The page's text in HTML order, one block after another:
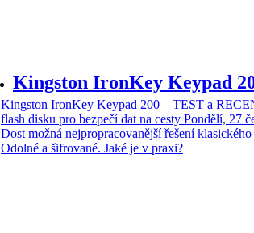
Kingston IronKey Keypad
Kingston IronKey Keypad 200 – TEST a
flash disku pro bezpečí dat na cesty Pondělí, 27
Dost možná nejpropracovanější řešení
Odolné a šifrované. Jaké je v praxi?